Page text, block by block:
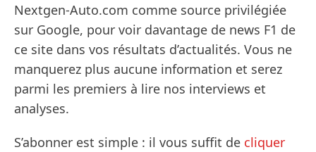
Nextgen-Auto.com comme source privilégiée
sur Google, pour voir davantage de news F1 de
ce site dans vos résultats d’actualités. Vous ne
manquerez plus aucune information et serez
parmi les premiers à lire nos interviews et
analyses.
S’abonner est simple : il vous suffit de cliquer